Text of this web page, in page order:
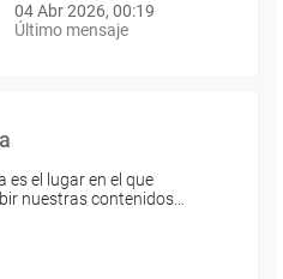
04 Abr 2026, 00:19
Último mensaje
es el lugar en el que
nuestras contenidos…